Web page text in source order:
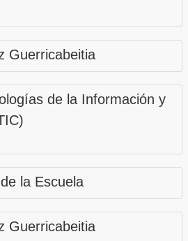
Guerricabeitia
de la Información y
la Escuela
Guerricabeitia